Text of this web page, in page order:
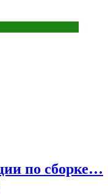
по сборке…